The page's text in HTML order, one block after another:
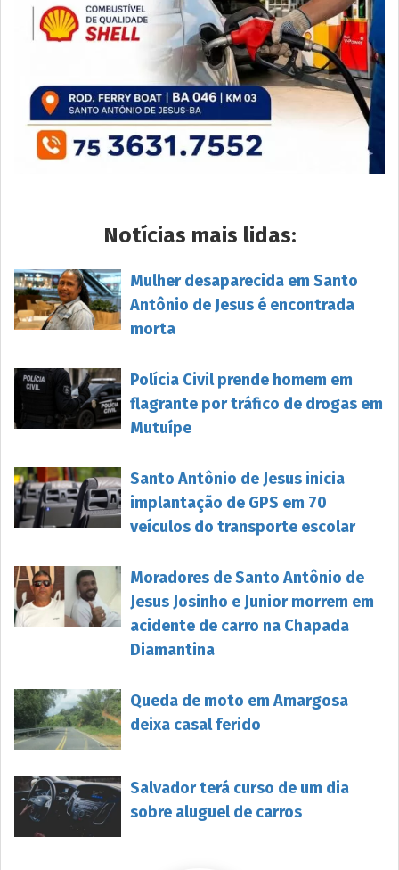
Notícias mais lidas:
Mulher desaparecida em Santo
Antônio de Jesus é encontrada
morta
Polícia Civil prende homem em
flagrante por tráfico de drogas em
Mutuípe
Santo Antônio de Jesus inicia
implantação de GPS em 70
veículos do transporte escolar
Moradores de Santo Antônio de
Jesus Josinho e Junior morrem em
acidente de carro na Chapada
Diamantina
Queda de moto em Amargosa
deixa casal ferido
Salvador terá curso de um dia
sobre aluguel de carros